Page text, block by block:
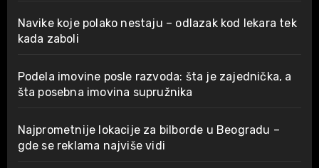
Navike koje polako nestaju – odlazak kod lekara tek
kada zaboli
Podela imovine posle razvoda: šta je zajednička, a
šta posebna imovina supružnika
Najprometnije lokacije za bilborde u Beogradu –
gde se reklama najviše vidi